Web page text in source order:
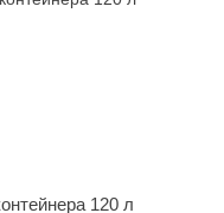
120 л